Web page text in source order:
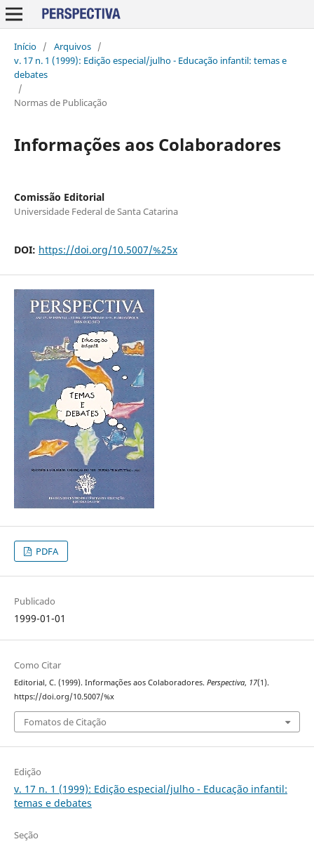
Início / Arquivos /
v. 17 n. 1 (1999): Edição especial/julho - Educação infantil: temas e
debates
/
Normas de Publicação
Informações aos Colaboradores
Comissão Editorial
Universidade Federal de Santa Catarina
DOI: https://doi.org/10.5007/%25x
PDFA
Publicado
1999-01-01
Como Citar
Editorial, C. (1999). Informações aos Colaboradores. Perspectiva, 17(1).
https://doi.org/10.5007/%x
Fomatos de Citação
Edição
v. 17 n. 1 (1999): Edição especial/julho - Educação infantil:
temas e debates
Seção